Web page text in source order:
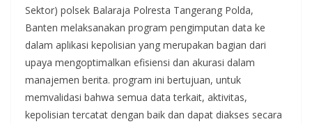
Sektor) polsek Balaraja Polresta Tangerang Polda,
Banten melaksanakan program pengimputan data ke
dalam aplikasi kepolisian yang merupakan bagian dari
upaya mengoptimalkan efisiensi dan akurasi dalam
manajemen berita. program ini bertujuan, untuk
memvalidasi bahwa semua data terkait, aktivitas,
kepolisian tercatat dengan baik dan dapat diakses secara